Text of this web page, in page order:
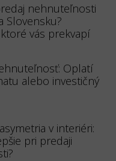
nehnuteľnosti
Slovensku?
vás prekvapí
Oplatí
alebo investičný
v interiéri:
pri predaji